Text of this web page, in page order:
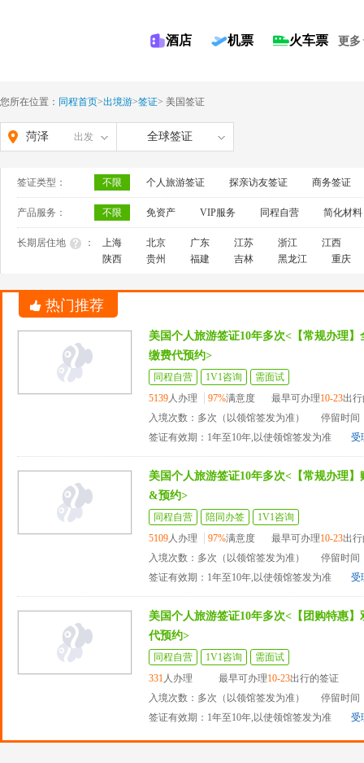
酒店 机票 火车票 更多
您所在位置： 同程首页>出境游>签证> 美国签证
菏泽 出发 全球签证
签证类型： 不限 个人旅游签证 探亲访友签证 商务签证
产品服务： 不限 免资产 VIP服务 同程自营 简化材料
长期居住地 ： 上海 北京 广东 江苏 浙江
江西
陕西
贵州 福建 吉林 黑龙江 重庆
热门推荐
美国个人旅游签证10年多次<【常规办理
缴费代预约>
同程自营 1V1咨询
需面试
5139人办理 97%满意度 最早可办理10-23出
入境次数：多次（以领馆签发为准）
停留时间
签证有效期：1年至10年,以使领馆签发为准
受
美国个人旅游签证10年多次<【常规办理
&预约>
同程自营 陪同办签
1V1咨询
5109人办理 97%满意度 最早可办理10-23出
入境次数：多次（以领馆签发为准）
停留时间
签证有效期：1年至10年,以使领馆签发为准
受
美国个人旅游签证10年多次<【团购特惠
代预约>
同程自营 1V1咨询
需面试
331人办理 最早可办理10-23出行的签证
入境次数：多次（以领馆签发为准）
停留时间
签证有效期：1年至10年,以使领馆签发为准
受